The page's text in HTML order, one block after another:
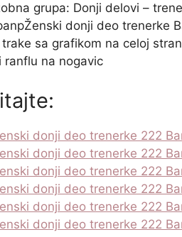
grupa: Donji delovi –
donji deo trenerke
sa grafikom na celoj
ranflu na nogavic
donji deo trenerke 222
donji deo trenerke 222
donji deo trenerke 222
donji deo trenerke 222
donji deo trenerke 222
donji deo trenerke 222